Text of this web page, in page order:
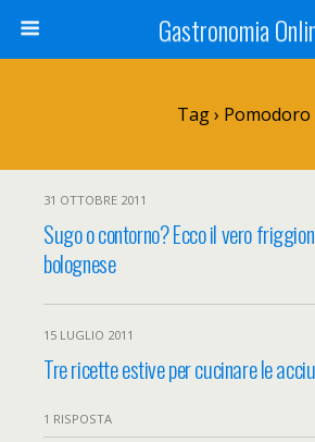
Gastronomia
Tag › Pomodoro
31 OTTOBRE 2011
Sugo o contorno? Ecco il vero
bolognese
15 LUGLIO 2011
Tre ricette estive per cucinare le
1 RISPOSTA